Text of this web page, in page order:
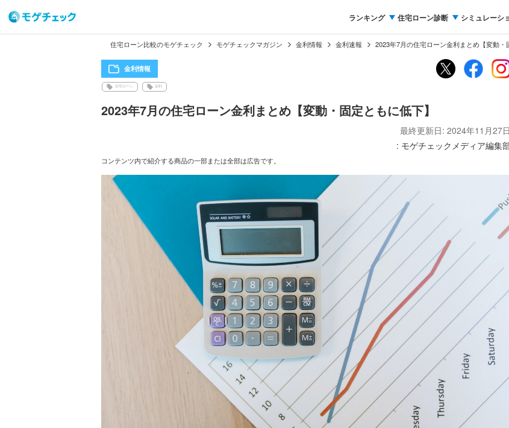
ランキング 住宅ローン診断 シミュレーシ
住宅ローン比較のモゲチェック モゲチェックマガジン 金利情報 金利速報 2023年7月の住宅ローン金利まとめ【変動・
金利情報
住宅ローン 金利
2023年7月の住宅ローン金利まとめ【変動・固定ともに低下】
最終更新日: 2024年11月27日
: モゲチェックメディア編集
コンテンツ内で紹介する商品の一部または全部は広告です。